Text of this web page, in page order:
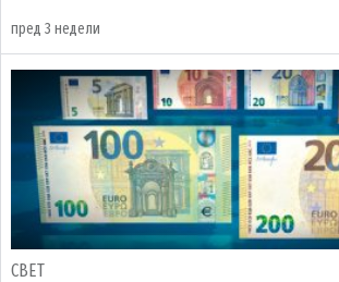
пред 3 недели
СВЕТ